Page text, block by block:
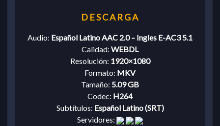
Audio: Español Latino AAC 2.0 – Ingles E-AC3 5.1
Calidad: WEBDL
Resolución: 1920×1080
Formato: MKV
Tamaño: 5.09 GB
Codec: H264
Subtítulos: Español Latino (SRT)
Servidores: